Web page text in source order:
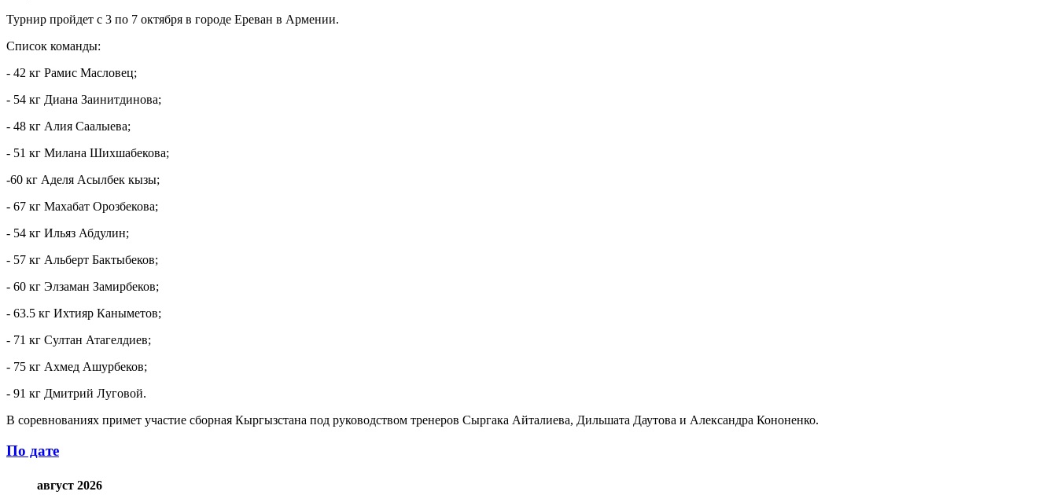
Турнир пройдет с 3 по 7 октября в городе Ереван в Армении.
Список команды:
- 42 кг Рамис Масловец;
- 54 кг Диана Заинитдинова;
- 48 кг Алия Саалыева;
- 51 кг Милана Шихшабекова;
-60 кг Аделя Асылбек кызы;
- 67 кг Махабат Орозбекова;
- 54 кг Ильяз Абдулин;
- 57 кг Альберт Бактыбеков;
- 60 кг Элзаман Замирбеков;
- 63.5 кг Ихтияр Каныметов;
- 71 кг Султан Атагелдиев;
- 75 кг Ахмед Ашурбеков;
- 91 кг Дмитрий Луговой.
В соревнованиях примет участие сборная Кыргызстана под руководством тренеров Сыргака Айталиева, Дильшата Даутова и Александра Кононенко.
По дате
август 2026